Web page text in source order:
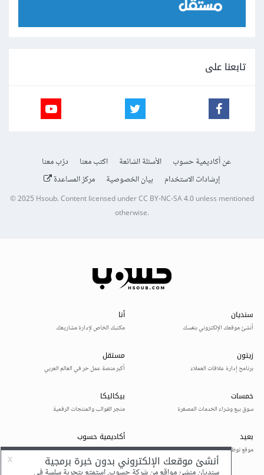
تابعنا على
عن أكاديمية حسوب الأسئلة الشائعة اكتب معنا
درّب معنا
إرشادات الاستخدام
بيان الخصوصية مركز المساعدة
© 2025Hsoub.Content licensed underCC BY-NC-SA 4.0unless mentioned
otherwise.